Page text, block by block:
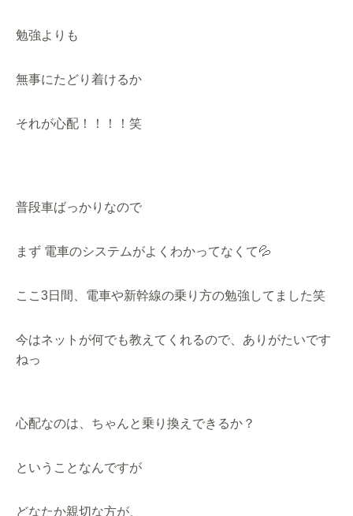
勉強よりも
無事にたどり着けるか
それが心配！！！！笑
普段車ばっかりなので
まず 電車のシステムがよくわかってなくて💦
ここ3日間、電車や新幹線の乗り方の勉強してました笑
今はネットが何でも教えてくれるので、ありがたいです
ねっ
心配なのは、ちゃんと乗り換えできるか？
ということなんですが
どなたか親切な方が、